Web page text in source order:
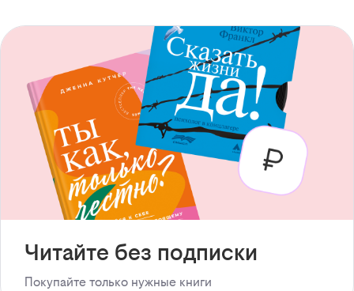
Читайте без подписки
Покупайте только нужные книги